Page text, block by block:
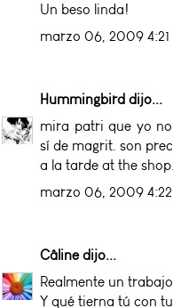
Un beso linda!
marzo 06, 2009 4:21
Hummingbird dijo...
mira patri que yo
sí de magrit. son
a la tarde at the
marzo 06, 2009
Câlinedijo...
Realmente un
Y qué tierna tú con